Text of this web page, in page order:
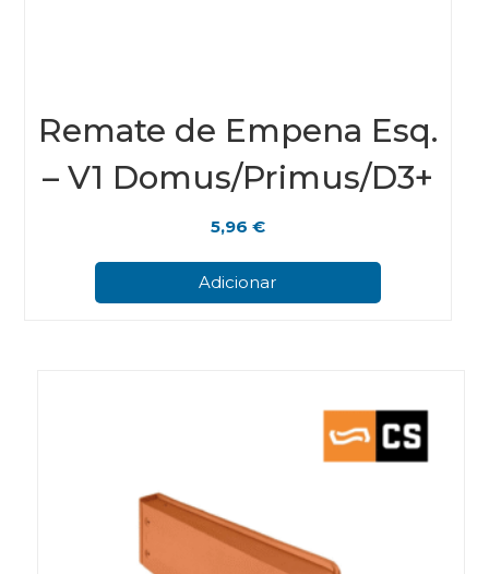
Remate de Empena Esq.
– V1 Domus/Primus/D3+
5,96 €
Adicionar